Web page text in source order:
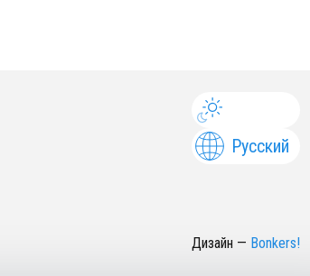
Русский
Дизайн — Bonkers!